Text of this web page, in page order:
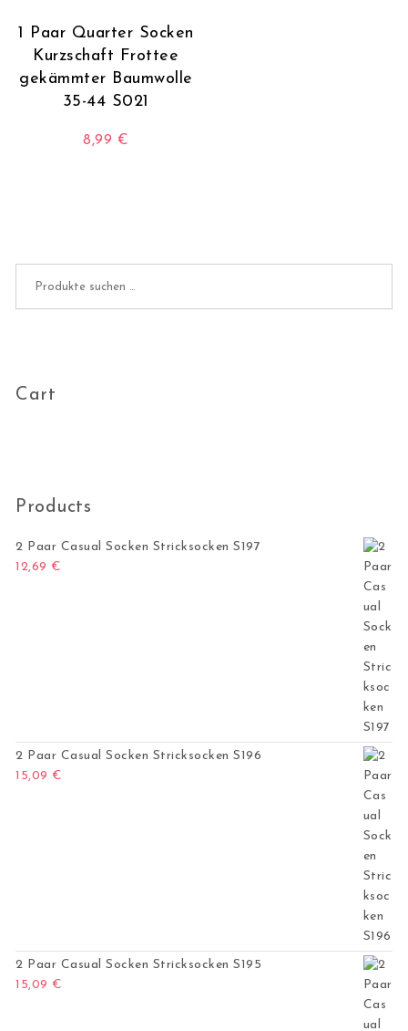
1 Paar Quarter Socken
Kurzschaft Frottee
gekämmter Baumwolle
35-44 S021
8,99 €
Cart
Products
2 Paar Casual Socken Stricksocken S197
12,69 €
2 Paar Casual Socken Stricksocken S196
15,09 €
2 Paar Casual Socken Stricksocken S195
15,09 €